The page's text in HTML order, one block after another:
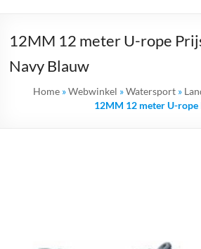
goed
advies!
12MM 12 meter U-rope
Navy Blauw
Home»Webwinkel »Watersport»
12MM 12 meter U-